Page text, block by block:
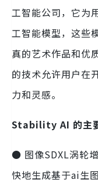
工智能公司，它为
工智能模型，这些
真的艺术作品和
的技术允许用户在
力和灵感。
Stability AI 的主要
● 图像SDXL涡轮
快地生成基于ai生